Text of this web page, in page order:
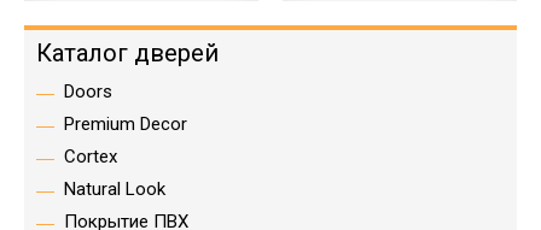
Каталог дверей
Doors
Premium Decor
Cortex
Natural Look
Покрытие ПВХ